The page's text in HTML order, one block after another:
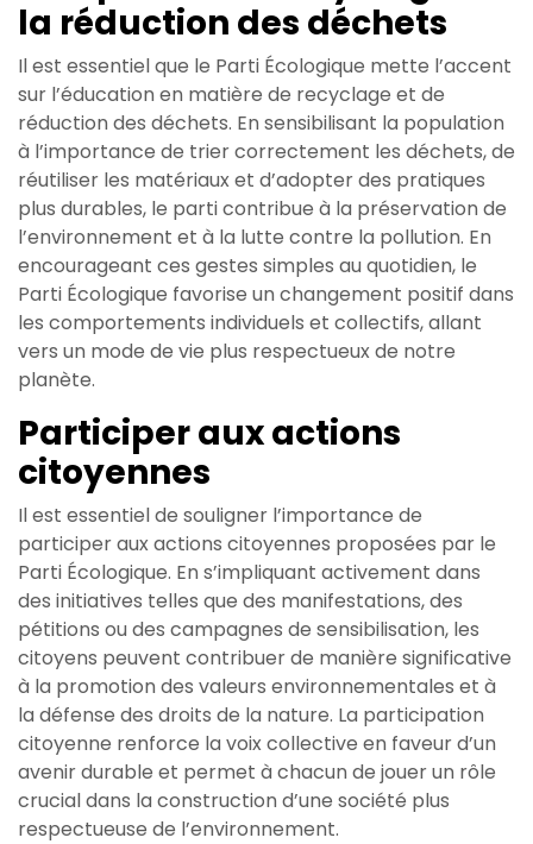
la réduction des déchets
Il est essentiel que le Parti Écologique mette l’accent
sur l’éducation en matière de recyclage et de
réduction des déchets. En sensibilisant la population
à l’importance de trier correctement les déchets, de
réutiliser les matériaux et d’adopter des pratiques
plus durables, le parti contribue à la préservation de
l’environnement et à la lutte contre la pollution. En
encourageant ces gestes simples au quotidien, le
Parti Écologique favorise un changement positif dans
les comportements individuels et collectifs, allant
vers un mode de vie plus respectueux de notre
planète.
Participer aux actions
citoyennes
Il est essentiel de souligner l’importance de
participer aux actions citoyennes proposées par le
Parti Écologique. En s’impliquant activement dans
des initiatives telles que des manifestations, des
pétitions ou des campagnes de sensibilisation, les
citoyens peuvent contribuer de manière significative
à la promotion des valeurs environnementales et à
la défense des droits de la nature. La participation
citoyenne renforce la voix collective en faveur d’un
avenir durable et permet à chacun de jouer un rôle
crucial dans la construction d’une société plus
respectueuse de l’environnement.